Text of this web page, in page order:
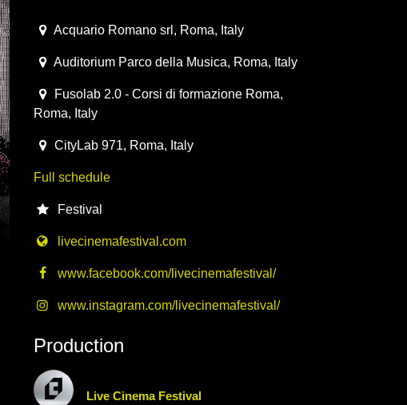
2020-10-09T15:00:00.000Z|2020-10-16T23:30:00.000Z
Acquario Romano srl , Roma, Italy
Auditorium Parco della Musica, Roma, Italy
Fusolab 2.0 - Corsi di formazione Roma,
Roma, Italy
CityLab 971, Roma, Italy
Full schedule
Festival
livecinemafestival.com
www.facebook.com/livecinemafestival/
www.instagram.com/livecinemafestival/
Production
Live Cinema Festival